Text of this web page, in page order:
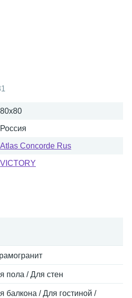
80x80
Россия
Atlas Concorde Rus
VICTORY
пола / Для стен
балкона / Для гостиной /